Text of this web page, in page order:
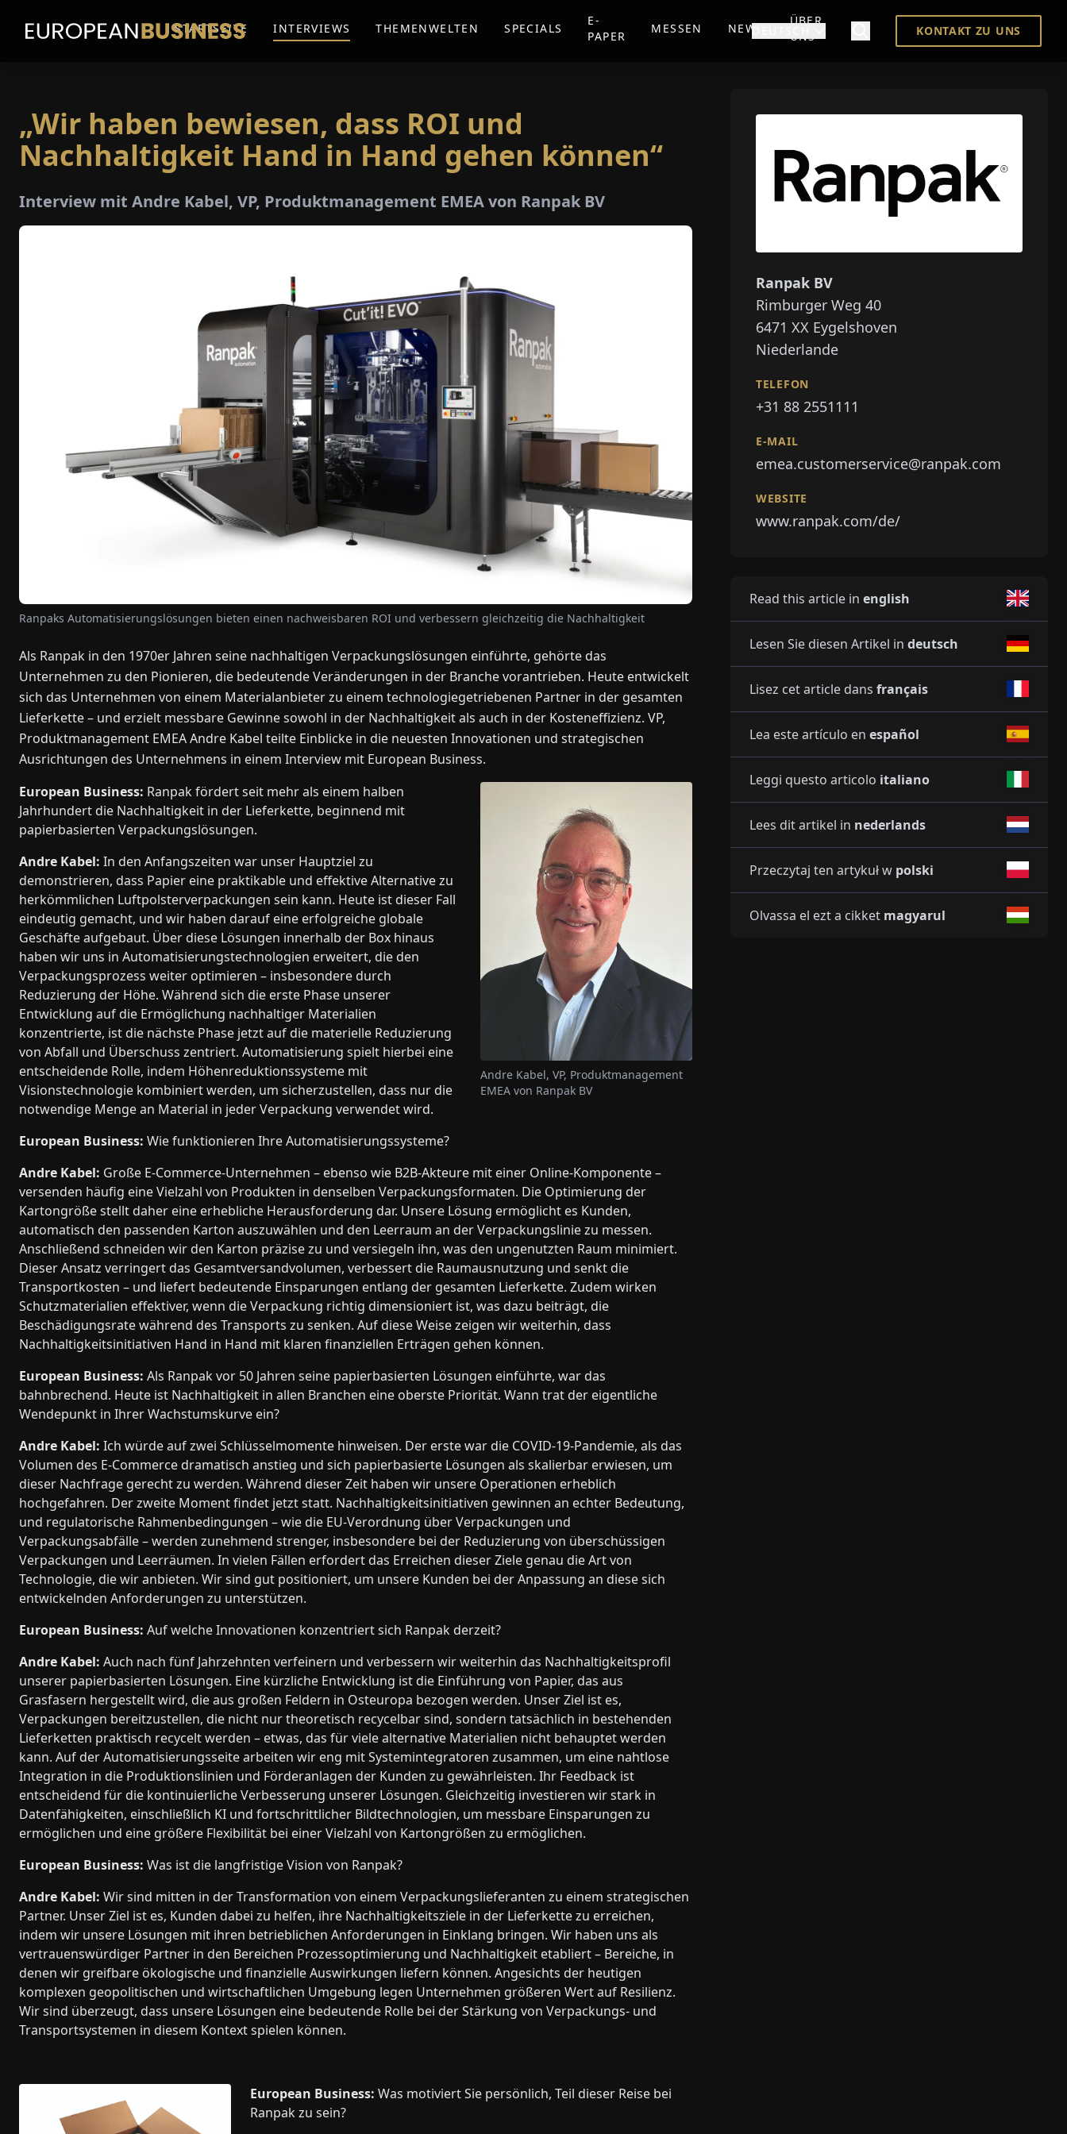
STARTSEITE INTERVIEWS
E-
NEWSDEUTSCH KONTAKT ZU UNS
„Wir haben bewiesen, dass ROI und
Nachhaltigkeit Hand in Hand gehen können“
Interview mit Andre Kabel, VP, Produktmanagement EMEA von Ranpak BV
Ranpaks Automatisierungslösungen bieten einen nachweisbaren ROI und verbessern gleichzeitig die Nachhaltigkeit
Als Ranpak in den 1970er Jahren seine nachhaltigen Verpackungslösungen einführte, gehörte das
Unternehmen zu den Pionieren, die bedeutende Veränderungen in der Branche vorantrieben. Heute entwickelt
sich das Unternehmen von einem Materialanbieter zu einem technologiegetriebenen Partner in der gesamten
Lieferkette – und erzielt messbare Gewinne sowohl in der Nachhaltigkeit als auch in der Kosteneffizienz. VP,
Produktmanagement EMEA Andre Kabel teilte Einblicke in die neuesten Innovationen und strategischen
Ausrichtungen des Unternehmens in einem Interview mit European Business.
European Business: Ranpak fördert seit mehr als einem halben
Jahrhundert die Nachhaltigkeit in der Lieferkette, beginnend mit
papierbasierten Verpackungslösungen.
Andre Kabel: In den Anfangszeiten war unser Hauptziel zu
demonstrieren, dass Papier eine praktikable und effektive Alternative zu
herkömmlichen Luftpolsterverpackungen sein kann. Heute ist dieser Fall
eindeutig gemacht, und wir haben darauf eine erfolgreiche globale
Geschäfte aufgebaut. Über diese Lösungen innerhalb der Box hinaus
haben wir uns in Automatisierungstechnologien erweitert, die den
Verpackungsprozess weiter optimieren – insbesondere durch
Reduzierung der Höhe. Während sich die erste Phase unserer
Entwicklung auf die Ermöglichung nachhaltiger Materialien
konzentrierte, ist die nächste Phase jetzt auf die materielle Reduzierung
von Abfall und Überschuss zentriert. Automatisierung spielt hierbei eine
entscheidende Rolle, indem Höhenreduktionssysteme mit
Visionstechnologie kombiniert werden, um sicherzustellen, dass nur die
notwendige Menge an Material in jeder Verpackung verwendet wird.
European Business: Wie funktionieren Ihre Automatisierungssysteme?
Andre Kabel, VP, Produktmanagement
EMEA von Ranpak BV
Andre Kabel: Große E-Commerce-Unternehmen – ebenso wie B2B-Akteure mit einer Online-Komponente –
versenden häufig eine Vielzahl von Produkten in denselben Verpackungsformaten. Die Optimierung der
Kartongröße stellt daher eine erhebliche Herausforderung dar. Unsere Lösung ermöglicht es Kunden,
automatisch den passenden Karton auszuwählen und den Leerraum an der Verpackungslinie zu messen.
Anschließend schneiden wir den Karton präzise zu und versiegeln ihn, was den ungenutzten Raum minimiert.
Dieser Ansatz verringert das Gesamtversandvolumen, verbessert die Raumausnutzung und senkt die
Transportkosten – und liefert bedeutende Einsparungen entlang der gesamten Lieferkette. Zudem wirken
Schutzmaterialien effektiver, wenn die Verpackung richtig dimensioniert ist, was dazu beiträgt, die
Beschädigungsrate während des Transports zu senken. Auf diese Weise zeigen wir weiterhin, dass
Nachhaltigkeitsinitiativen Hand in Hand mit klaren finanziellen Erträgen gehen können.
European Business: Als Ranpak vor 50 Jahren seine papierbasierten Lösungen einführte, war das
bahnbrechend. Heute ist Nachhaltigkeit in allen Branchen eine oberste Priorität. Wann trat der eigentliche
Wendepunkt in Ihrer Wachstumskurve ein?
Andre Kabel: Ich würde auf zwei Schlüsselmomente hinweisen. Der erste war die COVID-19-Pandemie, als das
Volumen des E-Commerce dramatisch anstieg und sich papierbasierte Lösungen als skalierbar erwiesen, um
dieser Nachfrage gerecht zu werden. Während dieser Zeit haben wir unsere Operationen erheblich
hochgefahren. Der zweite Moment findet jetzt statt. Nachhaltigkeitsinitiativen gewinnen an echter Bedeutung,
und regulatorische Rahmenbedingungen – wie die EU-Verordnung über Verpackungen und
Verpackungsabfälle – werden zunehmend strenger, insbesondere bei der Reduzierung von überschüssigen
Verpackungen und Leerräumen. In vielen Fällen erfordert das Erreichen dieser Ziele genau die Art von
Technologie, die wir anbieten. Wir sind gut positioniert, um unsere Kunden bei der Anpassung an diese sich
entwickelnden Anforderungen zu unterstützen.
European Business: Auf welche Innovationen konzentriert sich Ranpak derzeit?
Andre Kabel: Auch nach fünf Jahrzehnten verfeinern und verbessern wir weiterhin das Nachhaltigkeitsprofil
unserer papierbasierten Lösungen. Eine kürzliche Entwicklung ist die Einführung von Papier, das aus
Grasfasern hergestellt wird, die aus großen Feldern in Osteuropa bezogen werden. Unser Ziel ist es,
Verpackungen bereitzustellen, die nicht nur theoretisch recycelbar sind, sondern tatsächlich in bestehenden
Lieferketten praktisch recycelt werden – etwas, das für viele alternative Materialien nicht behauptet werden
kann. Auf der Automatisierungsseite arbeiten wir eng mit Systemintegratoren zusammen, um eine nahtlose
Integration in die Produktionslinien und Förderanlagen der Kunden zu gewährleisten. Ihr Feedback ist
entscheidend für die kontinuierliche Verbesserung unserer Lösungen. Gleichzeitig investieren wir stark in
Datenfähigkeiten, einschließlich KI und fortschrittlicher Bildtechnologien, um messbare Einsparungen zu
ermöglichen und eine größere Flexibilität bei einer Vielzahl von Kartongrößen zu ermöglichen.
European Business: Was ist die langfristige Vision von Ranpak?
Andre Kabel: Wir sind mitten in der Transformation von einem Verpackungslieferanten zu einem strategischen
Partner. Unser Ziel ist es, Kunden dabei zu helfen, ihre Nachhaltigkeitsziele in der Lieferkette zu erreichen,
indem wir unsere Lösungen mit ihren betrieblichen Anforderungen in Einklang bringen. Wir haben uns als
vertrauenswürdiger Partner in den Bereichen Prozessoptimierung und Nachhaltigkeit etabliert – Bereiche, in
denen wir greifbare ökologische und finanzielle Auswirkungen liefern können. Angesichts der heutigen
komplexen geopolitischen und wirtschaftlichen Umgebung legen Unternehmen größeren Wert auf Resilienz.
Wir sind überzeugt, dass unsere Lösungen eine bedeutende Rolle bei der Stärkung von Verpackungs- und
Transportsystemen in diesem Kontext spielen können.
European Business: Was motiviert Sie persönlich, Teil dieser Reise bei
Ranpak zu sein?
Ranpak BV
Rimburger Weg 40
6471 XX Eygelshoven
Niederlande
TELEFON
+31 88 2551111
E-MAIL
emea.customerservice@ranpak.com
WEBSITE
www.ranpak.com/de/
Read this article in english
Lesen Sie diesen Artikel in deutsch
Lisez cet article dans français
Lea este artículo en español
Leggi questo articolo italiano
Lees dit artikel in nederlands
Przeczytaj ten artykuł w polski
Olvassa el ezt a cikket magyarul